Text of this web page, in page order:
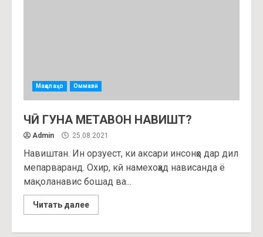
Мақолаҳо Оммавӣ
ЧӢ ГУНА МЕТАВОН НАВИШТ?
Admin 25.08.2021
Навиштан. Ин орзуест, ки аксари инсонҳо дар дил
мепарваранд. Охир, кӣ намехоҳад нависанда ё
мақоланавис бошад ва...
Читать далее